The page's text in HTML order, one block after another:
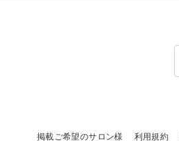
掲載ご希望のサロン様 利用規約